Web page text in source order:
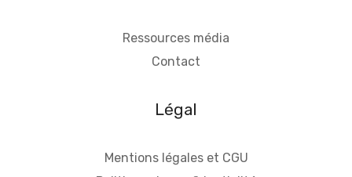
Ressources média
Contact
Légal
Mentions légales et CGU